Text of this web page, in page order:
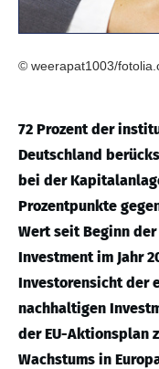
© weerapat1003/
72 Prozent der
Deutschland
bei der
Prozentpunkte
Wert seit Beginn
Investment im Jahr
Investorensicht der
nachhaltigen
der EU-Aktionsplan
Wachstums in